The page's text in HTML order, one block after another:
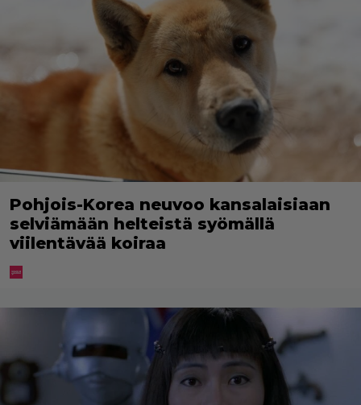
Pohjois-Korea neuvoo kansalaisiaan
selviämään helteistä syömällä
viilentävää koiraa